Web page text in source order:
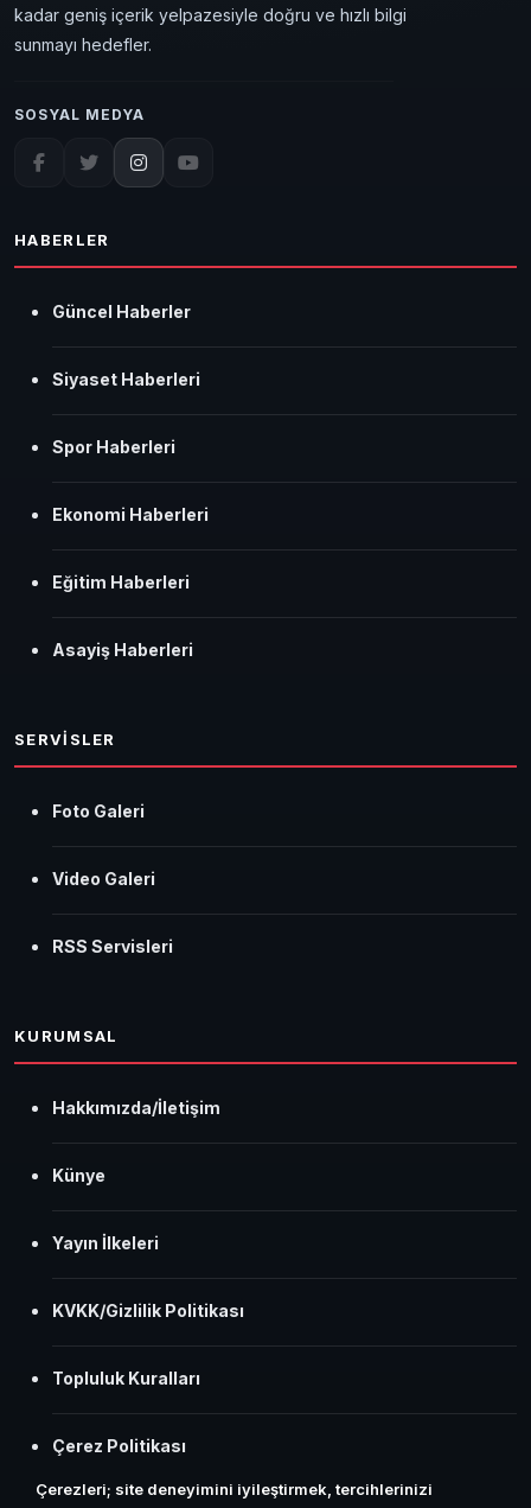
kadar geniş içerik yelpazesiyle doğru ve hızlı bilgi
sunmayı hedefler.
SOSYAL MEDYA
HABERLER
Güncel Haberler
Siyaset Haberleri
Spor Haberleri
Ekonomi Haberleri
Eğitim Haberleri
Asayiş Haberleri
SERVİSLER
Foto Galeri
Video Galeri
RSS Servisleri
KURUMSAL
Hakkımızda/İletişim
Künye
Yayın İlkeleri
KVKK/Gizlilik Politikası
Topluluk Kuralları
Çerez Politikası
Çerezleri; site deneyimini iyileştirmek, tercihlerinizi